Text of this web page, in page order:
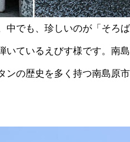
／
でも、珍しいのが「そろ
ているえびす様です。南
ンの歴史を多く持つ南島原